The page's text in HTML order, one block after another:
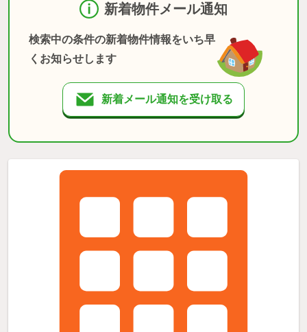
新着物件メール通知
検索中の条件の新着物件情報をいち早
くお知らせします
新着メール通知を受け取る